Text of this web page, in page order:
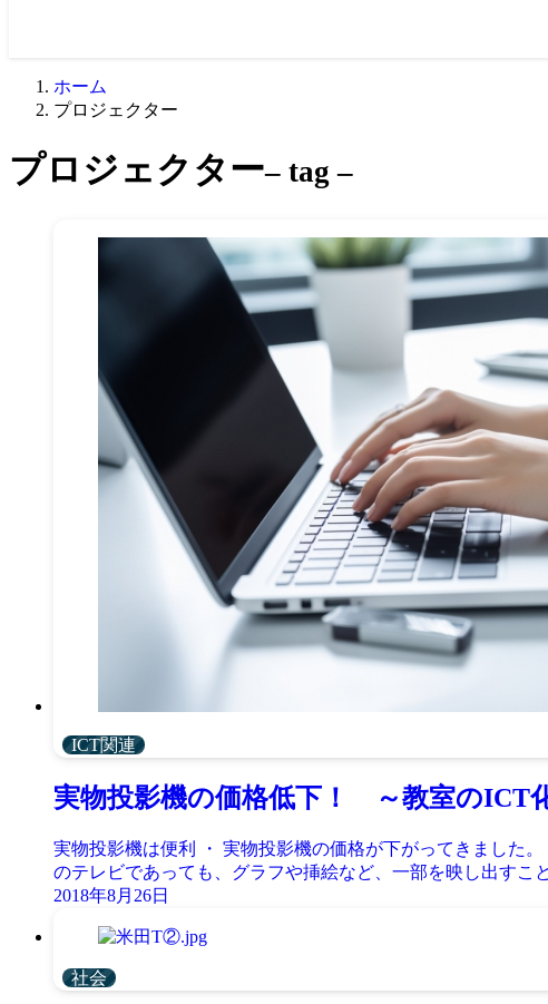
ホーム
プロジェクター
プロジェクター– tag –
ICT関連
実物投影機の価格低下！ ～教室のICT
実物投影機は便利 ・ 実物投影機の価格が下がってきました
のテレビであっても、グラフや挿絵など、一部を映し出すこ
2018年8月26日
社会